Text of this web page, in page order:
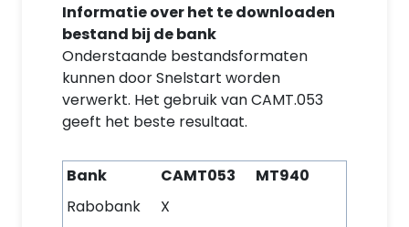
Informatie over het te downloaden
bestand bij de bank
Onderstaande bestandsformaten
kunnen door Snelstart worden
verwerkt. Het gebruik van CAMT.053
geeft het beste resultaat.
Bank CAMT053
MT940
Rabobank
X